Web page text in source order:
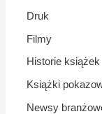
Druk
Filmy
Historie książek
Książki
Newsy